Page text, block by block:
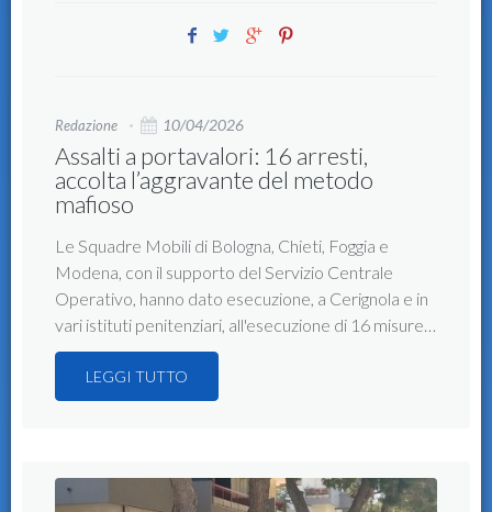
Redazione 10/04/2026
Assalti a portavalori: 16 arresti,
accolta l’aggravante del metodo
mafioso
Le Squadre Mobili di Bologna, Chieti, Foggia e
Modena, con il supporto del Servizio Centrale
Operativo, hanno dato esecuzione, a Cerignola e in
vari istituti penitenziari, all'esecuzione di 16 misure…
LEGGI TUTTO